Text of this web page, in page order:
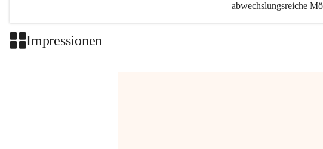
abwechslungsreiche
Impressionen